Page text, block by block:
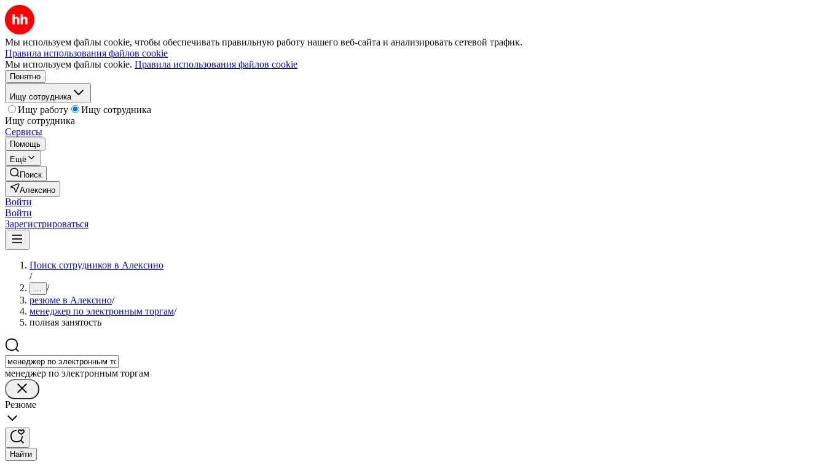
Мы используем файлы cookie, чтобы обеспечивать правильную работу нашего веб-сайта и анализировать сетевой трафик.
Правила использования файлов cookie
Мы используем файлы cookie. Правила использования файлов cookie
Понятно
Ищу сотрудника
Ищу работу
Ищу сотрудника
Ищу сотрудника
Сервисы
Помощь
Ещё
Поиск
Алексино
Войти
Войти
Зарегистрироваться
Поиск сотрудников в Алексино
/
... /
резюме в Алексино/
менеджер по электронным торгам/
полная занятость
менеджер по электронным торгам
Резюме
Найти